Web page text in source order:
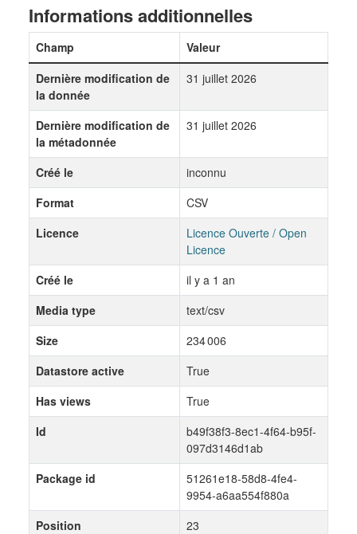
Informations additionnelles
Champ
Valeur
Dernière modification de
la donnée
31 juillet 2026
Dernière modification de
la métadonnée
31 juillet 2026
Créé le
inconnu
Format
CSV
Licence
Licence Ouverte / Open
Licence
Créé le
il y a 1 an
Media type
text/csv
Size
234 006
Datastore active
True
Has views
True
Id
b49f38f3-8ec1-4f64-b95f-
097d3146d1ab
Package id
51261e18-58d8-4fe4-
9954-a6aa554f880a
Position
23